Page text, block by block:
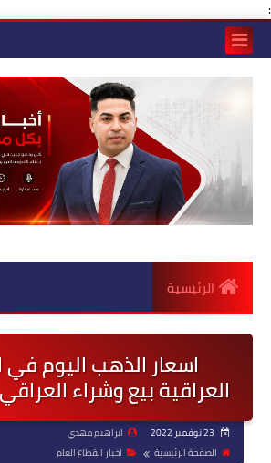
:
الرئيسية
اسعار الذهب اليوم في
العراقية بيع وشراء
ابراهيم مهدي
الصفحة الرئيسية
اخبار القطاع العام